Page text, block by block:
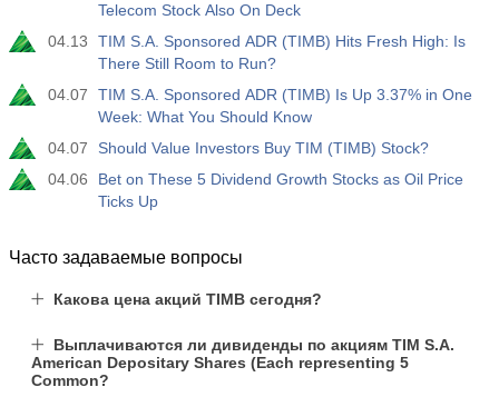
Telecom Stock Also On Deck
04.13
TIM S.A. Sponsored ADR (TIMB) Hits Fresh High: Is
There Still Room to Run?
04.07
TIM S.A. Sponsored ADR (TIMB) Is Up 3.37% in One
Week: What You Should Know
04.07
Should Value Investors Buy TIM (TIMB) Stock?
04.06
Bet on These 5 Dividend Growth Stocks as Oil Price
Ticks Up
Часто задаваемые вопросы
Какова цена акций TIMB сегодня?
Выплачиваются ли дивиденды по акциям TIM S.A.
American Depositary Shares (Each representing 5
Common?